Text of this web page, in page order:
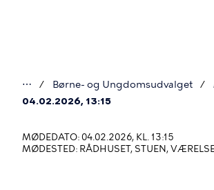
Du
her
⋯ Børne- og Ungdomsudvalget
04.02.2026, 13:15
MØDEDATO: 04.02.2026, KL. 13:15
MØDESTED: RÅDHUSET, STUEN,